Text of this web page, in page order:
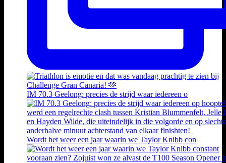
IM 70.3 Geelong: precies de strijd waar iedereen o
Wordt het weer een jaar waarin we Taylor Knibb con